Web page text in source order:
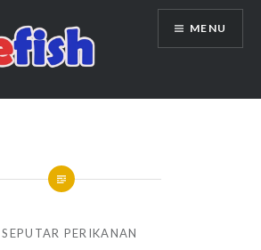
PRODUSEN BENIH
MENU
PERIKANAN